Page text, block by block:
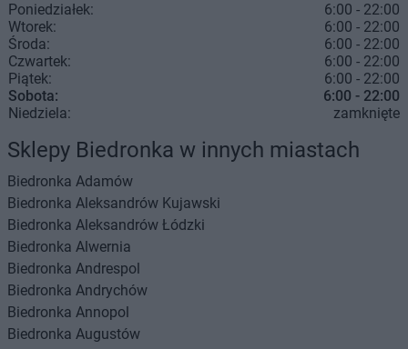
Poniedziałek:
6:00 - 22:00
Wtorek:
6:00 - 22:00
Środa:
6:00 - 22:00
Czwartek:
6:00 - 22:00
Piątek:
6:00 - 22:00
Sobota:
6:00 - 22:00
Niedziela:
zamknięte
Sklepy Biedronka w innych miastach
Biedronka Adamów
Biedronka Aleksandrów Kujawski
Biedronka Aleksandrów Łódzki
Biedronka Alwernia
Biedronka Andrespol
Biedronka Andrychów
Biedronka Annopol
Biedronka Augustów